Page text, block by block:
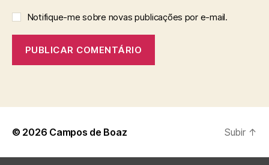
Notifique-me sobre novas publicações por e-mail.
© 2026 Campos de Boaz Subir ↑